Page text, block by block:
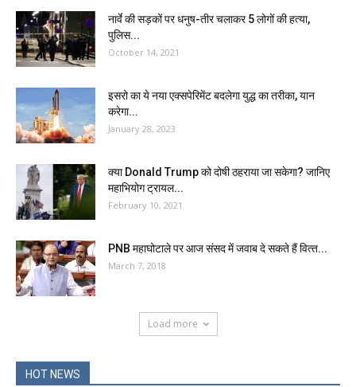
नार्वे की सड़कों पर धनुष-तीर चलाकर 5 लोगों की हत्या,
पुलिस...
October 14, 2021
इसरो का ये नया एक्सपेरिमेंट बदलेगा युद्ध का तरीका, यान
करेगा...
January 28, 2023
क्या Donald Trump को दोषी ठहराया जा सकेगा? जानिए
महाभियोग ट्रायल...
February 10, 2021
PNB महाघोटाले पर आज संसद में जवाब दे सकते हैं वित्‍त...
March 7, 2018
Load more
HOT NEWS